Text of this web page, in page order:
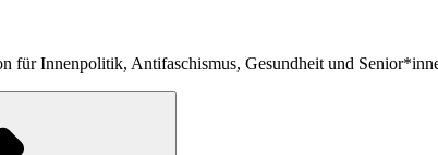
für Innenpolitik, Antifaschismus, Gesundheit und